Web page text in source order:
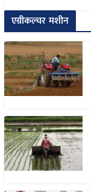
एग्रीकल्चर मशीन